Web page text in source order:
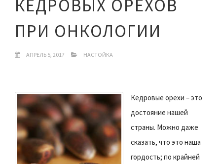
КЕДРОВЫХ ОРЕХОВ
ПРИ ОНКОЛОГИИ
АПРЕЛЬ 5, 2017 НАСТОЙКА
Кедровые орехи – это
достояние нашей
страны. Можно даже
сказать, что это наша
гордость; по крайней